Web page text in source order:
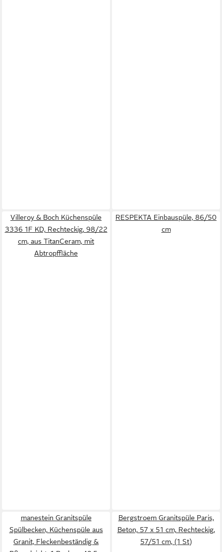
Villeroy & Boch Küchenspüle
3336 1F KD, Rechteckig, 98/22
cm, aus TitanCeram, mit
Abtropffläche
RESPEKTA Einbauspüle, 86/50
cm
manestein Granitspüle
Spülbecken, Küchenspüle aus
Granit, Fleckenbeständig &
Bergstroem Granitspüle Paris,
Beton, 57 x 51 cm, Rechteckig,
57/51 cm, (1 St)